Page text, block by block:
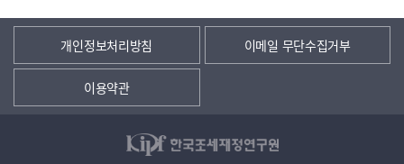
개인정보처리방침 이메일 무단수집거부
이용약관